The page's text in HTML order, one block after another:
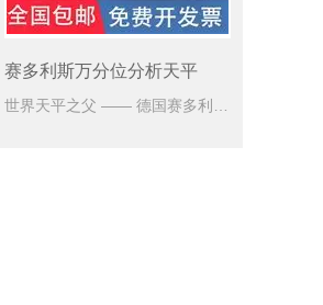
赛多利斯万分位分析天平